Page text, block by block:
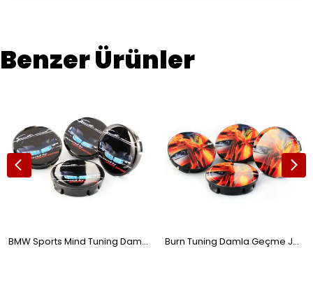
Benzer Ürünler
BMW Sports Mind Tuning Damla Geçme Jant Göbeği 4'lü 55mm Burn Tuning Damla Geçme Jant Göbeği 4'lü 55mm